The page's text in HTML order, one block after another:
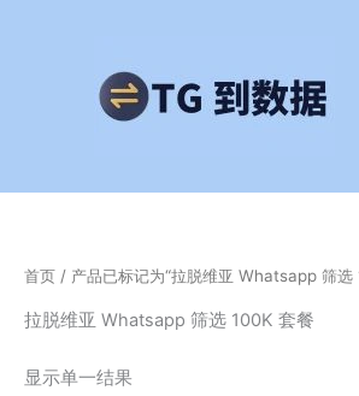
首页 / 产品已标记为“拉脱维亚 Whatsapp 筛选
拉脱维亚 Whatsapp 筛选 100K 套餐
显示单一结果